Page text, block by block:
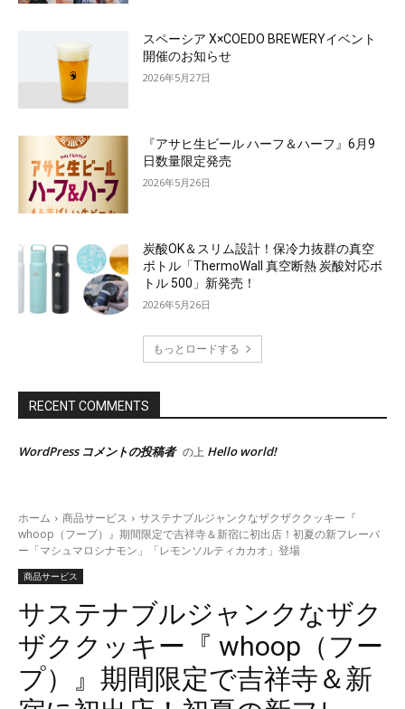
スペーシア X×COEDO BREWERYイベント
開催のお知らせ
2026年5月27日
『アサヒ生ビール ハーフ＆ハーフ』6月9
日数量限定発売
2026年5月26日
炭酸OK＆スリム設計！保冷力抜群の真空
ボトル「ThermoWall 真空断熱 炭酸対応ボ
トル 500」新発売！
2026年5月26日
もっとロードする
RECENT COMMENTS
WordPress コメントの投稿者 の上 Hello world!